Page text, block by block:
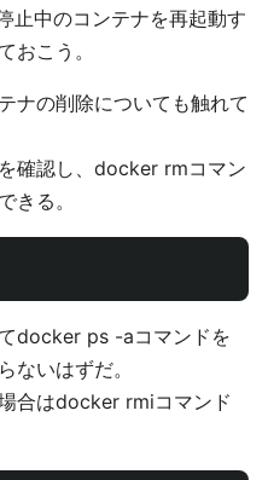
中のコンテナを再起動す
おこう。
ナの削除についても触れて
確認し、docker rmコマン
きる。
docker ps -aコマンドを
ないはずだ。
合はdocker rmiコマンド